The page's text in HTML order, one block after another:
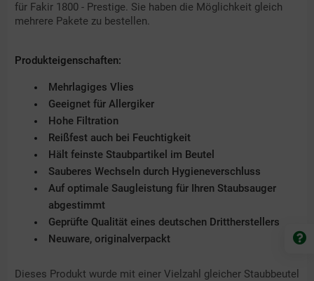
für Fakir 1800 - Prestige. Sie haben die Möglichkeit gleich
mehrere Pakete zu bestellen.
Produkteigenschaften:
Mehrlagiges Vlies
Geeignet für Allergiker
Hohe Filtration
Reißfest auch bei Feuchtigkeit
Hält feinste Staubpartikel im Beutel
Sauberes Wechseln durch Hygieneverschluss
Auf optimale Saugleistung für Ihren Staubsauger
abgestimmt
Geprüfte Qualität eines deutschen Drittherstellers
Neuware, originalverpackt
Dieses Produkt wurde mit einer Vielzahl gleicher Staubbeutel